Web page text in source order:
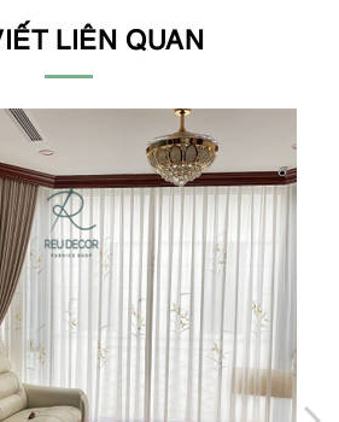
LIÊN QUAN